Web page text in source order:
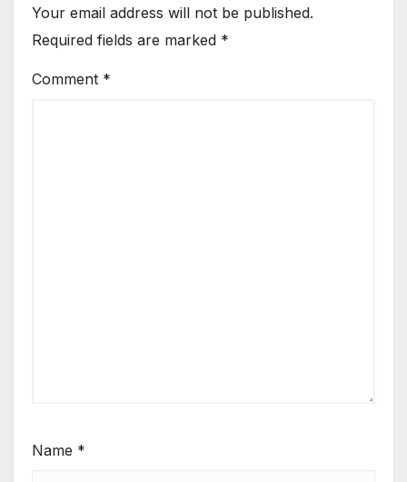
Your email address will not be published.
Required fields are marked *
Comment *
Name *